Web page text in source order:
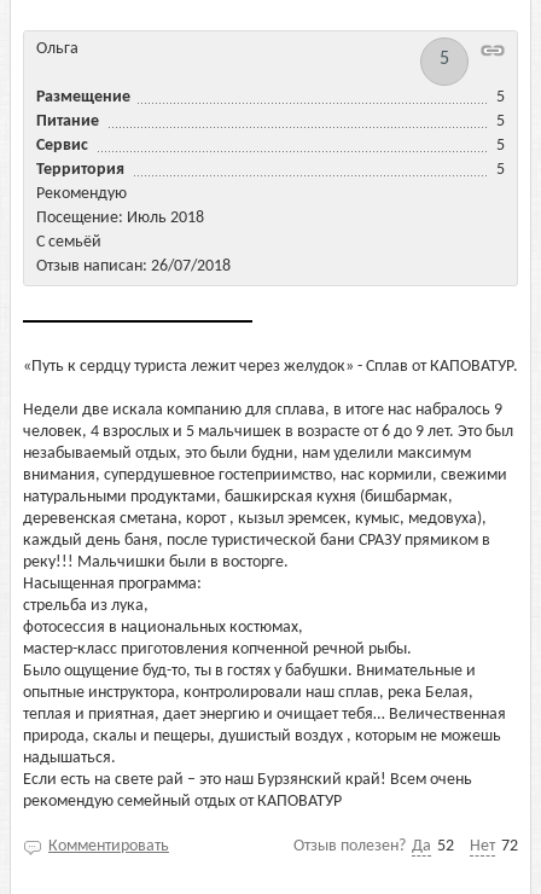
Ольга
5
Размещение
5
Питание
5
Сервис
5
Территория
5
Рекомендую
Посещение: Июль 2018
С семьёй
Отзыв написан: 26/07/2018
«Путь к сердцу туриста лежит через желудок» - Сплав от КАПОВАТУР.
Недели две искала компанию для сплава, в итоге нас набралось 9
человек, 4 взрослых и 5 мальчишек в возрасте от 6 до 9 лет. Это был
незабываемый отдых, это были будни, нам уделили максимум
внимания, супердушевное гостеприимство, нас кормили, свежими
натуральными продуктами, башкирская кухня (бишбармак,
деревенская сметана, корот , кызыл эремсек, кумыс, медовуха),
каждый день баня, после туристической бани СРАЗУ прямиком в
реку!!! Мальчишки были в восторге.
Насыщенная программа:
стрельба из лука,
фотосессия в национальных костюмах,
мастер-класс приготовления копченной речной рыбы.
Было ощущение буд-то, ты в гостях у бабушки. Внимательные и
опытные инструктора, контролировали наш сплав, река Белая,
теплая и приятная, дает энергию и очищает тебя… Величественная
природа, скалы и пещеры, душистый воздух , которым не можешь
надышаться.
Если есть на свете рай – это наш Бурзянский край! Всем очень
рекомендую семейный отдых от КАПОВАТУР
Отзыв полезен? Да 52 Нет 72
Комментировать